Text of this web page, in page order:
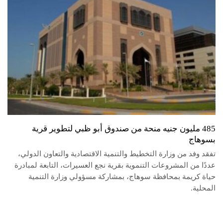
485 مليون جنيه منحة من صندوق أبو ظبي لتطوير قرية
بسوهاج
تفقد وفد من وزارة التخطيط والتنمية الاقتصادية والتعاون الدولي،
عددًا من المشروعات التنموية بقرية نجع العسيرات، التابعة لمبادرة
حياة كريمة بمحافظة سوهاج، بمشاركة مسؤولي وزارة التنمية
المحلية.